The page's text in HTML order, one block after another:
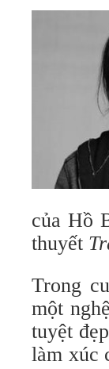
của Hồ
thuyết
Trong
một
tuyệt
làm xúc